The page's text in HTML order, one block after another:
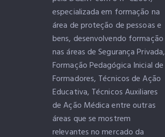
especializada em formação na
área de proteção de pessoas e
bens, desenvolvendo formação
nas áreas de Segurança Privada,
Formação Pedagógica Inicial de
Formadores, Técnicos de Ação
Educativa, Técnicos Auxiliares
de Ação Médica entre outras
áreas que se mostrem
relevantes no mercado da